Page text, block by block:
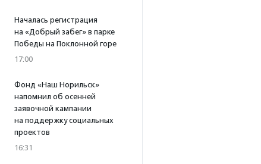
Началась регистрация
на «Добрый забег» в парке
Победы на Поклонной горе
17:00
Фонд «Наш Норильск»
напомнил об осенней
заявочной кампании
на поддержку социальных
проектов
16:31